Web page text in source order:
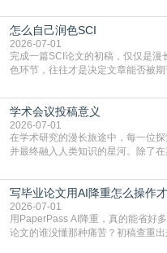
战与困惑。从选题立意到投稿回应
篇AEIC学术交流中心小编就为大家
一步发表SCI文章，首要解决的问题是
怎么自己润色SCI
2026-07-01
完成一篇SCI论文的初稿，仅仅是
色环节，往往才是决定文章能否被
质量，更能在此过程中深化对学术
文，使其在语言和学术表达上更符
习的技能。本篇AEIC学术交流中心
学术会议投稿意义
2026-07-01
在学术研究的漫长旅途中，每一位
并最终融入人类知识的星河。除了
广阔学术天地的大门，连接着个体
就为大家介绍“学术会议投稿意义”
常具有周期短、时效性强的特点。相
写毕业论文用AI降重怎么操作
2026-07-01
用PaperPass AI降重，真的能省好
论文的谁没懂那种痛苦？初稿查重